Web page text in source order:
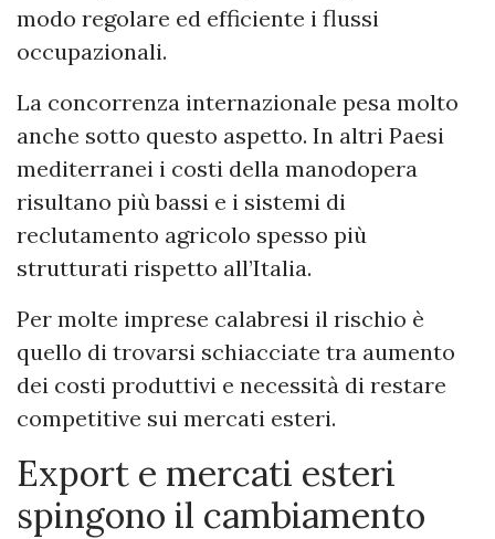
modo regolare ed efficiente i flussi
occupazionali.
La concorrenza internazionale pesa molto
anche sotto questo aspetto. In altri Paesi
mediterranei i costi della manodopera
risultano più bassi e i sistemi di
reclutamento agricolo spesso più
strutturati rispetto all’Italia.
Per molte imprese calabresi il rischio è
quello di trovarsi schiacciate tra aumento
dei costi produttivi e necessità di restare
competitive sui mercati esteri.
Export e mercati esteri
spingono il cambiamento